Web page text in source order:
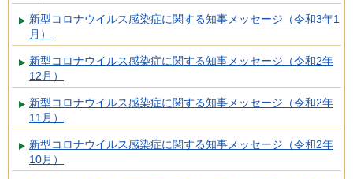
新型コロナウイルス感染症に関する知事メッセージ（令和3年1
月）
新型コロナウイルス感染症に関する知事メッセージ（令和2年
12月）
新型コロナウイルス感染症に関する知事メッセージ（令和2年
11月）
新型コロナウイルス感染症に関する知事メッセージ（令和2年
10月）